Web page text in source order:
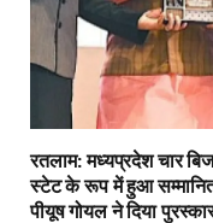
रतलाम: मध्यप्रदेश चार
स्टेट के रूप में हुआ
पीयूष गोयल ने दिया